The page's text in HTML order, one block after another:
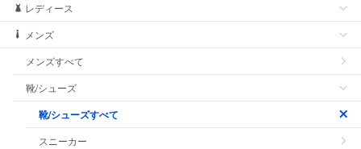
レディース
メンズ
メンズすべて
靴/シューズ
靴/シューズすべて
スニーカー